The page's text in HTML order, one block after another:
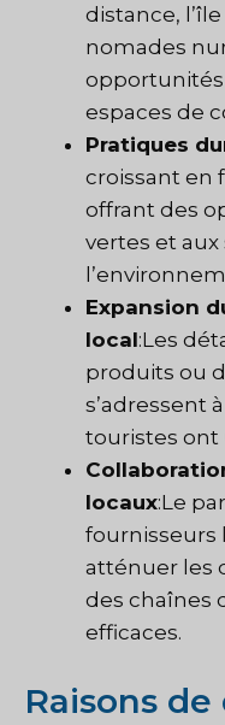
distance,
nomades
opportunités
espaces de
Pratiques
croissant en
offrant des
vertes et
Expansion
local:Les
produits ou
s’adressent
touristes ont
locaux:Le
fournisseurs
atténuer les
des chaînes
efficaces.
Raisons